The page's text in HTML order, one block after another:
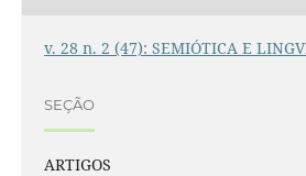
v. 28 n. 2 (47): SEMIÓTICA E
SEÇÃO
ARTIGOS